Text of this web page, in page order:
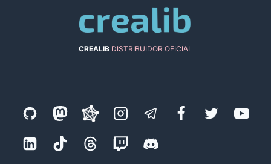
CREALIB DISTRIBUIDOR OFICIAL